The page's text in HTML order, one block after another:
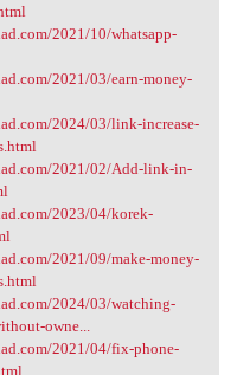
2021/10/whatsapp-
2021/03/earn-money-
2024/03/link-increase-
2021/02/Add-link-in-
2023/04/korek-
2021/09/make-money-
2024/03/watching-
owne...
2021/04/fix-phone-